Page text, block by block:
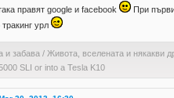
правят google и facebook
При
урл
и забава / Живота, вселената и някакви
SLI or into a Tesla K10